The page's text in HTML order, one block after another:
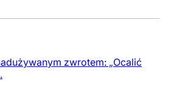
zwrotem: „Ocalić